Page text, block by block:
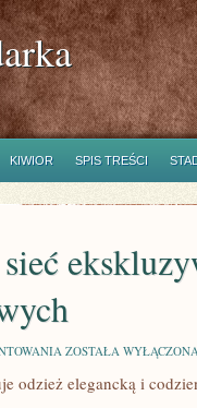
KIWIOR SPIS TREŚCI
ZARA,
SIEĆ
EKSKLUZYWNYCH
ZOSTAŁA
odzież elegancką i